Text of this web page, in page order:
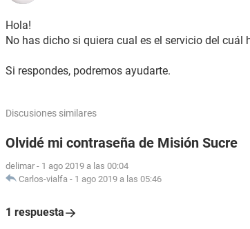
Hola!
No has dicho si quiera cual es el servicio del cuál
Si respondes, podremos ayudarte.
Discusiones similares
Olvidé mi contraseña de Misión Sucre
delimar - 1 ago 2019 a las 00:04
Carlos-vialfa - 1 ago 2019 a las 05:46
1 respuesta